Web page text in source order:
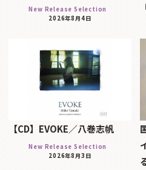
New Release Selection
2026年8月4日
【CD】EVOKE／八巻志帆
New Release Selection
2026年8月3日